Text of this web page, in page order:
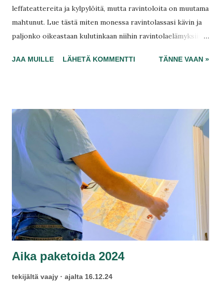
leffateattereita ja kylpylöitä, mutta ravintoloita on muutama
mahtunut. Lue tästä miten monessa ravintolassasi kävin ja
paljonko oikeastaan kulutinkaan niihin ravintolaelämyksiin.
käydäkään, koska ruoat ovat kalliita ja monet ravintolat
JAA MUILLE LÄHETÄ KOMMENTTI TÄNNE VAAN »
Aika paketoida 2024
tekijältä vaajy ajalta 16.12.24